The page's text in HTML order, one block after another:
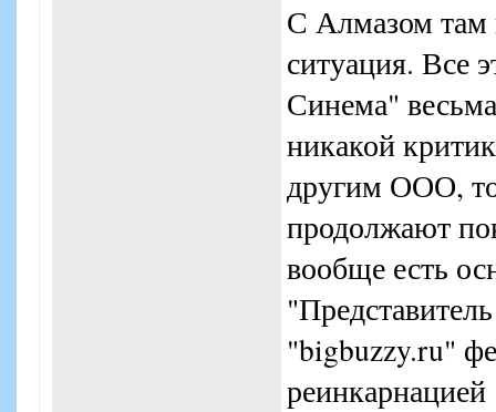
С Алмазом там
ситуация. Все
Синема"
никакой
другим ООО, то
продолжают
вообще есть
"bigbuzzy.ru"